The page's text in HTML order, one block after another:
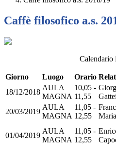
Caffè filosofico a.s.
Calendario
Giorno Luogo Orario
18/12/2018
AULA
MAGNA
10,05 -
11,55
Gattei
20/03/2019
AULA
MAGNA
11,05 -
12,55
01/04/2019
AULA
MAGNA
11,05 -
12,55